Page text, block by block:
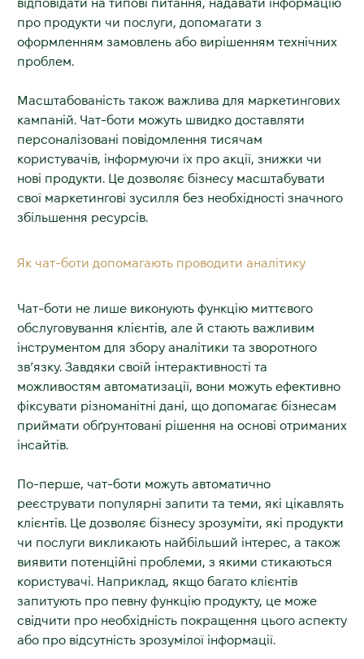
відповідати на типові питання, надавати інформацію
про продукти чи послуги, допомагати з
оформленням замовлень або вирішенням технічних
проблем.
Масштабованість також важлива для маркетингових
кампаній. Чат-боти можуть швидко доставляти
персоналізовані повідомлення тисячам
користувачів, інформуючи їх про акції, знижки чи
нові продукти. Це дозволяє бізнесу масштабувати
свої маркетингові зусилля без необхідності значного
збільшення ресурсів.
Як чат-боти допомагають проводити аналітику
Чат-боти не лише виконують функцію миттєвого
обслуговування клієнтів, але й стають важливим
інструментом для збору аналітики та зворотного
зв’язку. Завдяки своїй інтерактивності та
можливостям автоматизації, вони можуть ефективно
фіксувати різноманітні дані, що допомагає бізнесам
приймати обґрунтовані рішення на основі отриманих
інсайтів.
По-перше, чат-боти можуть автоматично
реєструвати популярні запити та теми, які цікавлять
клієнтів. Це дозволяє бізнесу зрозуміти, які продукти
чи послуги викликають найбільший інтерес, а також
виявити потенційні проблеми, з якими стикаються
користувачі. Наприклад, якщо багато клієнтів
запитують про певну функцію продукту, це може
свідчити про необхідність покращення цього аспекту
або про відсутність зрозумілої інформації.